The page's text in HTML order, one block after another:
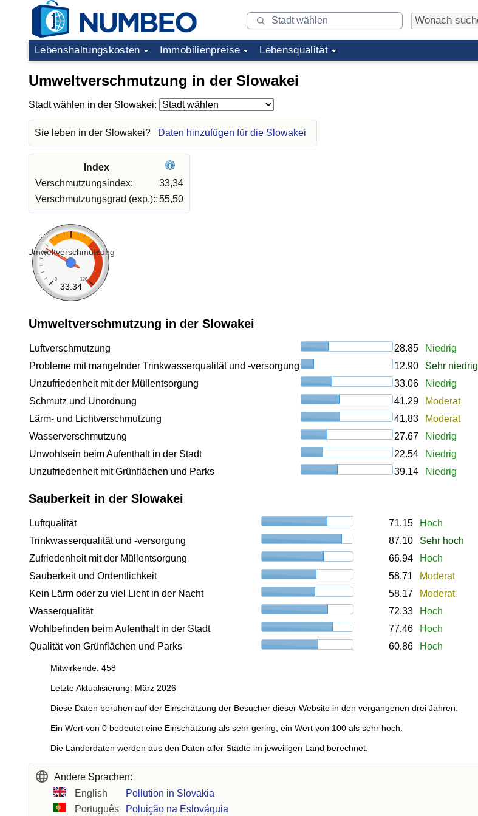
Lebenshaltungskosten Immobilienpreise Lebensqualität
Umweltverschmutzung in der Slowakei
Stadt wählen in der Slowakei:
Sie leben in der Slowakei? Daten hinzufügen für die Slowakei
Index
Verschmutzungsindex:
33,34
Verschmutzungsgrad (exp.)::55,50
Umweltverschmutzung
0 120
33.34
Umweltverschmutzung in der Slowakei
Luftverschmutzung 28.85
Niedrig
Probleme mit mangelnder Trinkwasserqualität und -versorgung
12.90
Sehr niedrig
Unzufriedenheit mit der Müllentsorgung
33.06
Niedrig
Schmutz und Unordnung
41.29
Moderat
Lärm- und Lichtverschmutzung
41.83
Moderat
Wasserverschmutzung
27.67
Niedrig
Unwohlsein beim Aufenthalt in der Stadt
22.54
Niedrig
Unzufriedenheit mit Grünflächen und Parks
39.14 Niedrig
Sauberkeit in der Slowakei
Luftqualität 71.15
Hoch
Trinkwasserqualität und -versorgung
87.10
Sehr hoch
Zufriedenheit mit der Müllentsorgung
66.94
Hoch
Sauberkeit und Ordentlichkeit
58.71
Moderat
Kein Lärm oder zu viel Licht in der Nacht
58.17
Moderat
Wasserqualität
72.33
Hoch
Wohlbefinden beim Aufenthalt in der Stadt
77.46
Hoch
Qualität von Grünflächen und Parks
60.86 Hoch
Mitwirkende: 458
Letzte Aktualisierung: März 2026
Diese Daten beruhen auf der Einschätzung der Besucher dieser Website in den vergangenen drei Jahren.
Ein Wert von 0 bedeutet eine Einschätzung als sehr gering, ein Wert von 100 als sehr hoch.
Die Länderdaten werden aus den Daten aller Städte im jeweiligen Land berechnet.
Andere Sprachen:
English
Pollution in Slovakia
Português
Poluição na Eslováquia